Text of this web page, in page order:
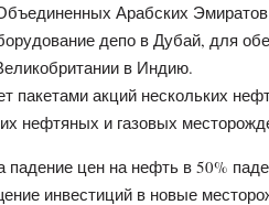
Арабских Эмиратов
депо в Дубай, для
в Индию.
пакетами акций нескольких
нефтяных и газовых
падение цен на нефть в 50%
инвестиций в новые